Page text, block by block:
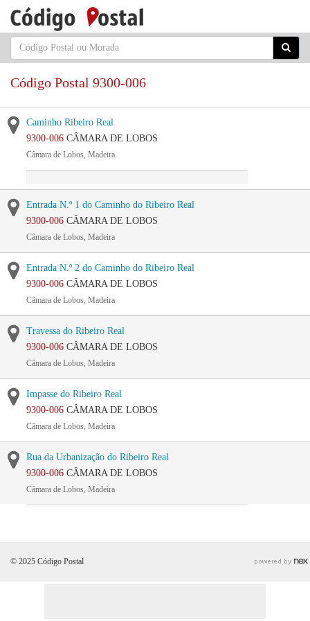
Código Postal 9300-006
Caminho Ribeiro Real
9300-006 CÂMARA DE LOBOS
Câmara de Lobos, Madeira
Entrada N.º 1 do Caminho do Ribeiro Real
9300-006 CÂMARA DE LOBOS
Câmara de Lobos, Madeira
Entrada N.º 2 do Caminho do Ribeiro Real
9300-006 CÂMARA DE LOBOS
Câmara de Lobos, Madeira
Travessa do Ribeiro Real
9300-006 CÂMARA DE LOBOS
Câmara de Lobos, Madeira
Impasse do Ribeiro Real
9300-006 CÂMARA DE LOBOS
Câmara de Lobos, Madeira
Rua da Urbanização do Ribeiro Real
9300-006 CÂMARA DE LOBOS
Câmara de Lobos, Madeira
© 2025 Código Postal